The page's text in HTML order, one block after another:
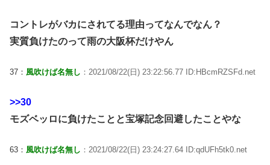
コントレがバカにされてる理由ってなんでなん？
実質負けたのって雨の大阪杯だけやん
37： 風吹けば名無し ：2021/08/22(日) 23:22:56.77 ID:HBcmRZSFd.net
>>30
モズベッロに負けたことと宝塚記念回避したことやな
63： 風吹けば名無し ：2021/08/22(日) 23:24:27.64 ID:qdUFh5tk0.net